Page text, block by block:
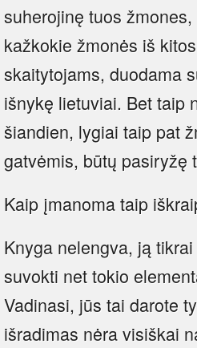
suherojinę tuos
kažkokie žmonės iš
skaitytojams, duodama
išnykę lietuviai. Bet taip
šiandien, lygiai taip pat
gatvėmis, būtų pasiryžę
Kaip įmanoma taip
Knyga nelengva, ją
suvokti net tokio
Vadinasi, jūs tai darote
išradimas nėra visiškai